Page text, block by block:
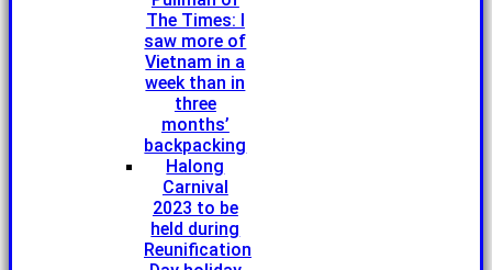
The Times: I
saw more of
Vietnam in a
week than in
three
months’
backpacking
Halong
Carnival
2023 to be
held during
Reunification